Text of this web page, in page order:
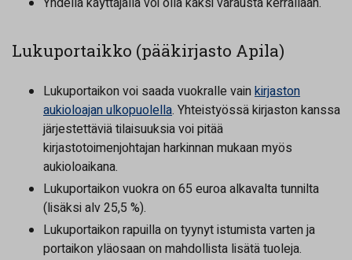
Lukuportaikko (pääkirjasto Apila)
Lukuportaikon voi saada vuokralle vainkirjaston
aukioloajan ulkopuolella. Yhteistyössä kirjaston kanssa
järjestettäviä tilaisuuksia voi pitää
kirjastotoimenjohtajan harkinnan mukaan myös
aukioloaikana.
Lukuportaikon vuokra on 65 euroa alkavalta tunnilta
(lisäksi alv 25,5 %).
Lukuportaikon rapuilla on tyynyt istumista varten ja
portaikon yläosaan on mahdollista lisätä tuoleja.